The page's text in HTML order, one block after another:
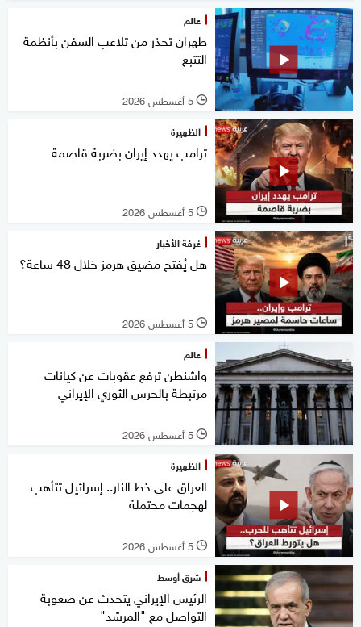
عالم
طهران تحذر من تلاعب السفن بأنظمة
التتبع
l 5 أغسطس 2026
الظهيرة
ترامب يهدد إيران بضربة قاصمة
l 5 أغسطس 2026
غرفة الأخبار
هل يُفتح مضيق هرمز خلال 48 ساعة؟
l 5 أغسطس 2026
عالم
واشنطن ترفع عقوبات عن كيانات
مرتبطة بالحرس الثوري الإيراني
l 5 أغسطس 2026
الظهيرة
العراق على خط النار.. إسرائيل تتأهب
لهجمات محتملة
l 5 أغسطس 2026
شرق أوسط
الرئيس الإيراني يتحدث عن صعوبة
التواصل مع "المرشد"